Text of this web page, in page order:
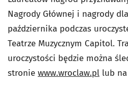
Nagrody Głównej i nagrody
października podczas
Teatrze Muzycznym Capitol.
uroczystości będzie można
stronie www.wroclaw.pl lub na